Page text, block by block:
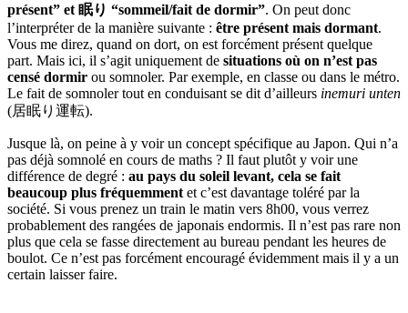
présent” et 眠り “sommeil/fait de dormir”. On peut donc
l’interpréter de la manière suivante : être présent mais dormant.
Vous me direz, quand on dort, on est forcément présent quelque
part. Mais ici, il s’agit uniquement de situations où on n’est pas
censé dormir ou somnoler. Par exemple, en classe ou dans le métro.
Le fait de somnoler tout en conduisant se dit d’ailleurs inemuri unten
(居眠り運転).
Jusque là, on peine à y voir un concept spécifique au Japon. Qui n’a
pas déjà somnolé en cours de maths ? Il faut plutôt y voir une
différence de degré : au pays du soleil levant, cela se fait
beaucoup plus fréquemmentet c’est davantage toléré par la
société. Si vous prenez un train le matin vers 8h00, vous verrez
probablement des rangées de japonais endormis. Il n’est pas rare non
plus que cela se fasse directement au bureau pendant les heures de
boulot. Ce n’est pas forcément encouragé évidemment mais il y a un
certain laisser faire.